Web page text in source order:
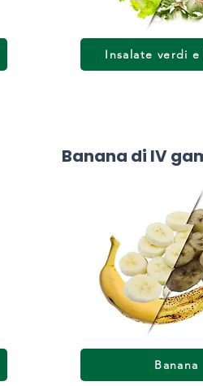
Insalate verdi
Banana di IV
Banana